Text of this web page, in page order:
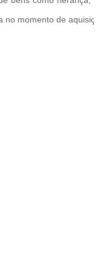
no momento de